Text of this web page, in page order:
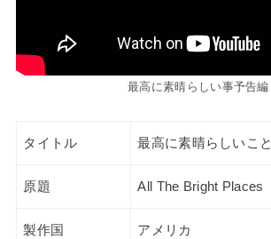
最高に素晴らしい事予告編
タイトル 最高に素晴らしいこと
原題 All The Bright Places
製作国 アメリカ